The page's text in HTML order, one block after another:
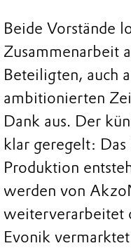
Beide Vorstände
Zusammenarbeit
Beteiligten, auch
ambitionierten
Dank aus. Der
klar geregelt:
Produktion
werden von
weiterverarbeitet
Evonik